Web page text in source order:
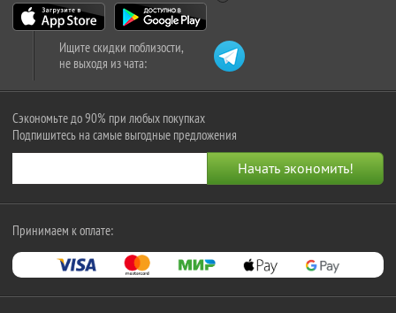
Ищите скидки поблизости,
не выходя из чата:
Сэкономьте до 90% при любых покупках
Подпишитесь на самые выгодные предложения
Принимаем к оплате: